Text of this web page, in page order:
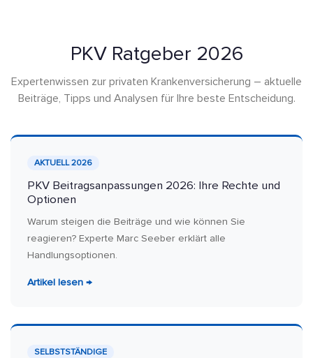
PKV Ratgeber 2026
Expertenwissen zur privaten Krankenversicherung – aktuelle
Beiträge, Tipps und Analysen für Ihre beste Entscheidung.
AKTUELL 2026
PKV Beitragsanpassungen 2026: Ihre Rechte und
Optionen
Warum steigen die Beiträge und wie können Sie
reagieren? Experte Marc Seeber erklärt alle
Handlungsoptionen.
Artikel lesen →
SELBSTSTÄNDIGE